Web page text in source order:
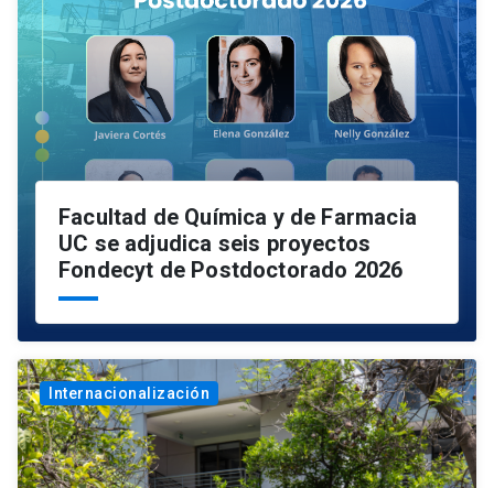
Facultad de Química y de Farmacia
UC se adjudica seis proyectos
Fondecyt de Postdoctorado 2026
Internacionalización